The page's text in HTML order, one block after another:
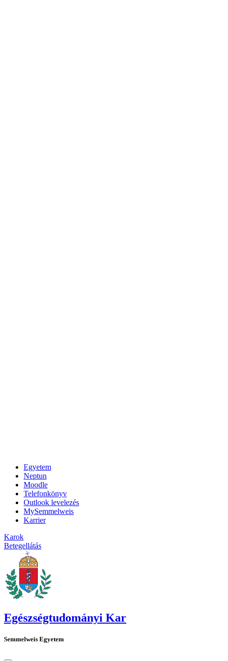
Egyetem
Neptun
Moodle
Telefonkönyv
Outlook levelezés
MySemmelweis
Karrier
Karok
Betegellátás
Egészségtudományi Kar
Semmelweis Egyetem